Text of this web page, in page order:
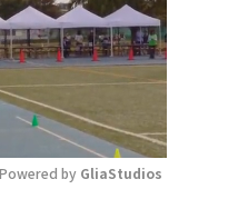
Powered by GliaStudios